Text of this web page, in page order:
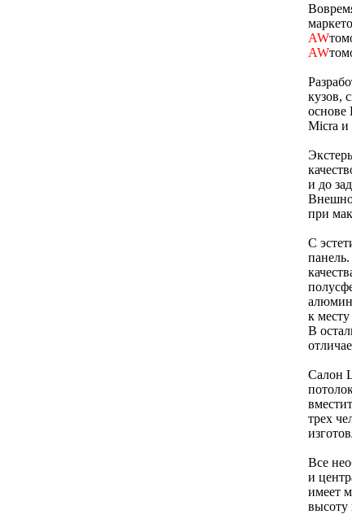
AW
AW
кузов,
основе
Micra и
и до
при
С
к
В
Салон
трех
Все
и
имеет
высоту